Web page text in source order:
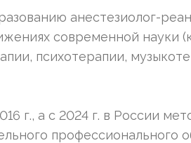
анестезиолог-
современной науки
психотерапии,
г., а с 2024 г. в России
профессионального